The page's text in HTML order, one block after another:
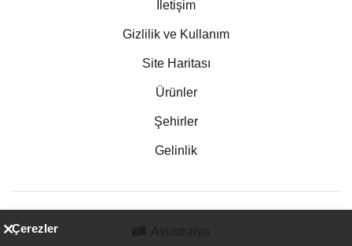
İletişim
Gizlilik ve Kullanım
Site Haritası
Ürünler
Şehirler
Gelinlik
Çerezler